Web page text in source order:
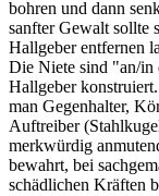
bohren und dann
sanfter Gewalt sollte
Hallgeber entfernen
Die Niete sind "an/in
Hallgeber
man Gegenhalter,
Auftreiber
merkwürdig
bewahrt, bei
schädlichen Kräften